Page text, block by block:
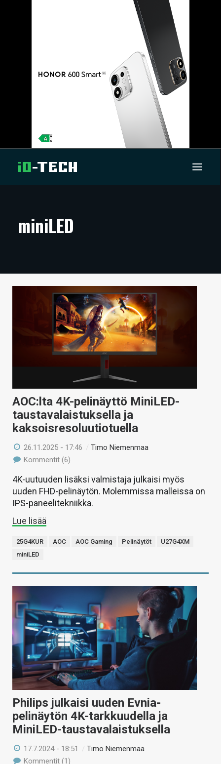
ARTIKKELIT
TECHBBS
VAIHDA TEEMA
HAKU
miniLED
AOC:lta 4K-pelinäyttö MiniLED-
taustavalaistuksella ja
kaksoisresoluutiotuella
26.11.2025 - 17:46 /Timo Niemenmaa
Kommentit (6)
4K-uutuuden lisäksi valmistaja julkaisi myös
uuden FHD-pelinäytön. Molemmissa malleissa on
IPS-paneelitekniikka.
Lue lisää
25G4KUR AOC AOC Gaming Pelinäytöt
U27G4XM
miniLED
Philips julkaisi uuden Evnia-
pelinäytön 4K-tarkkuudella ja
MiniLED-taustavalaistuksella
17.7.2024 - 18:51 /Timo Niemenmaa
Kommentit (1)